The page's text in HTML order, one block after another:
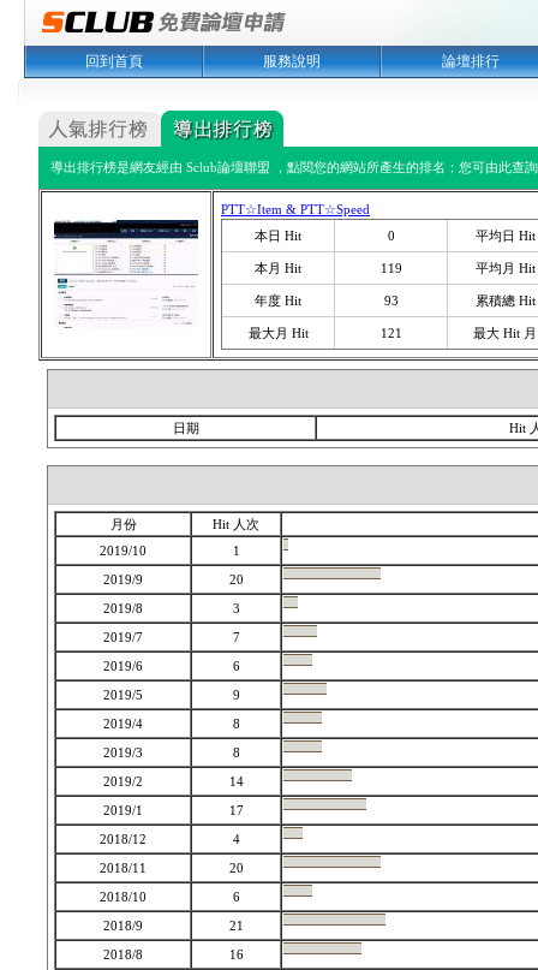
回到首頁 服務說明 論壇排行
導出排行榜是網友經由 Sclub論壇聯盟 ，點閱您的網站所產生的排名；您可由此查
PTT☆Item & PTT☆Speed
本日 Hit
0 平均日 Hit
本月 Hit 119 平均月 Hit
年度 Hit 93 累積總 Hit
最大月 Hit 121 最大 Hit 月
日期 Hit
月份
Hit 人次
2019/10
1
2019/9
20
2019/8
3
2019/7
7
2019/6
6
2019/5
9
2019/4
8
2019/3
8
2019/2
14
2019/1
17
2018/12
4
2018/11
20
2018/10
6
2018/9
21
2018/8
16